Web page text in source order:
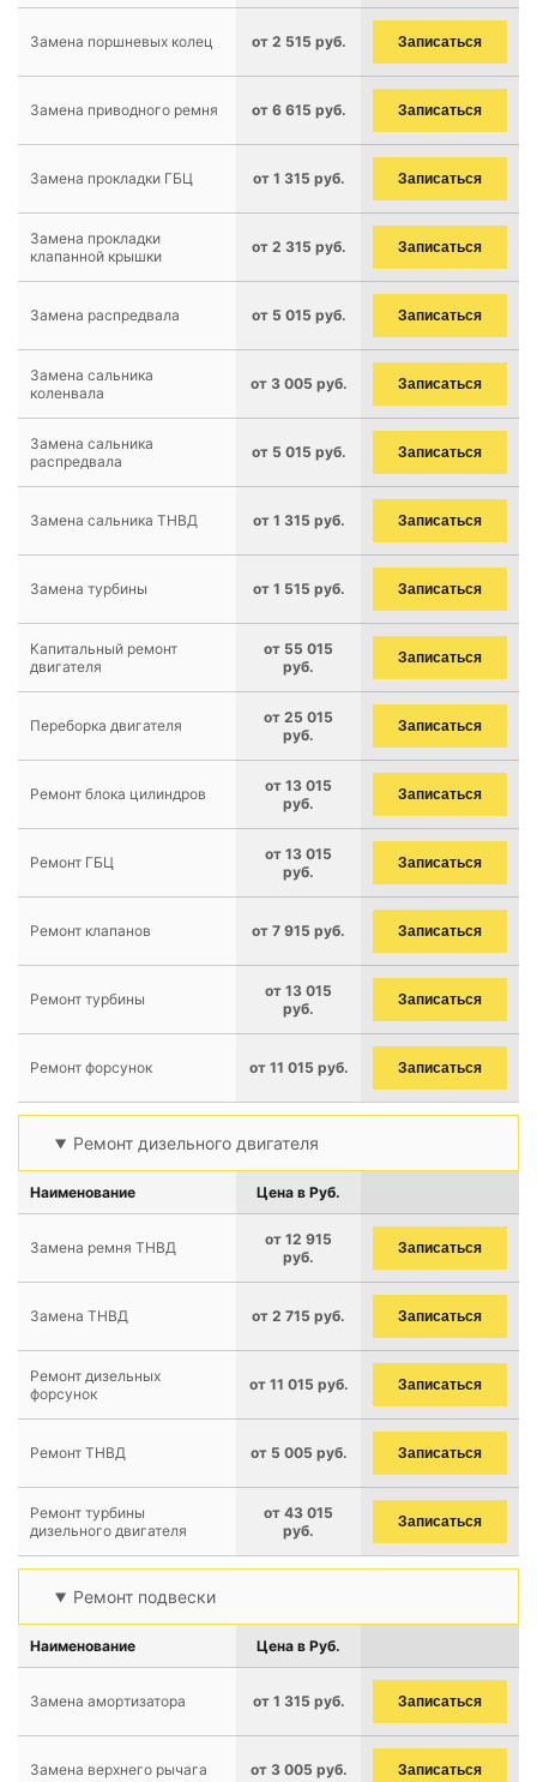
Замена поршневых колец от 2 515 руб. Записаться
Замена приводного ремня от 6 615 руб. Записаться
Замена прокладки ГБЦ от 1 315 руб. Записаться
Замена прокладки
клапанной крышки
от 2 315 руб. Записаться
Замена распредвала от 5 015 руб. Записаться
Замена сальника
коленвала
от 3 005 руб. Записаться
Замена сальника
распредвала
от 5 015 руб. Записаться
Замена сальника ТНВД от 1 315 руб. Записаться
Замена турбины от 1 515 руб. Записаться
Капитальный ремонт
двигателя
от 55 015
руб.
Записаться
Переборка двигателя
от 25 015
руб.
Записаться
Ремонт блока цилиндров
от 13 015
руб.
Записаться
Ремонт ГБЦ
от 13 015
руб.
Записаться
Ремонт клапанов от 7 915 руб. Записаться
Ремонт турбины
от 13 015
руб.
Записаться
Ремонт форсунок от 11 015 руб. Записаться
Ремонт дизельного двигателя
Наименование Цена в Руб.
Замена ремня ТНВД
от 12 915
руб.
Записаться
Замена ТНВД от 2 715 руб. Записаться
Ремонт дизельных
форсунок
от 11 015 руб. Записаться
Ремонт ТНВД от 5 005 руб. Записаться
Ремонт турбины
дизельного двигателя
от 43 015
руб.
Записаться
Ремонт подвески
Наименование Цена в Руб.
Замена амортизатора от 1 315 руб. Записаться
Замена верхнего рычага от 3 005 руб. Записаться